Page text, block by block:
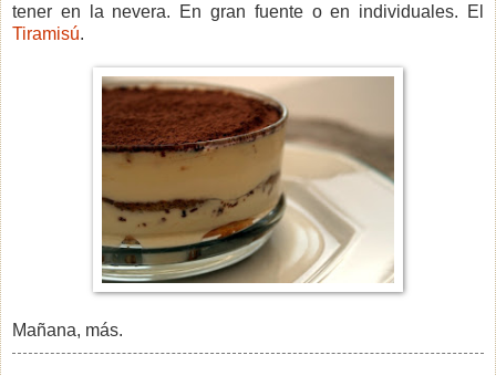
tener en la nevera. En gran fuente o en individuales. El
Tiramisú.
Mañana, más.